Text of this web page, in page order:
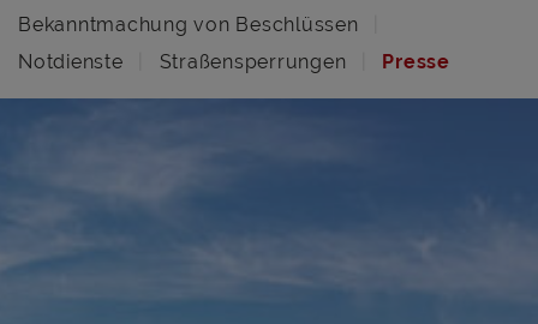
Bekanntmachung von Beschlüssen
Notdienste
Straßensperrungen Presse